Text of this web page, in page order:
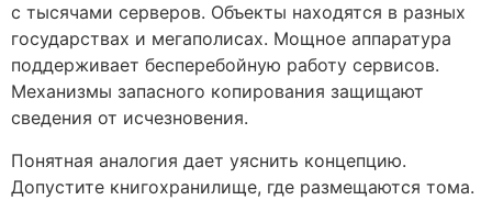
с тысячами серверов. Объекты находятся в разных
государствах и мегаполисах. Мощное аппаратура
поддерживает бесперебойную работу сервисов.
Механизмы запасного копирования защищают
сведения от исчезновения.
Понятная аналогия дает уяснить концепцию.
Допустите книгохранилище, где размещаются тома.